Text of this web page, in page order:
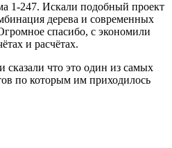
1-247. Искали подобный проект
дерева и современных
спасибо, с экономили
и расчётах.
что это один из самых
по которым им приходилось